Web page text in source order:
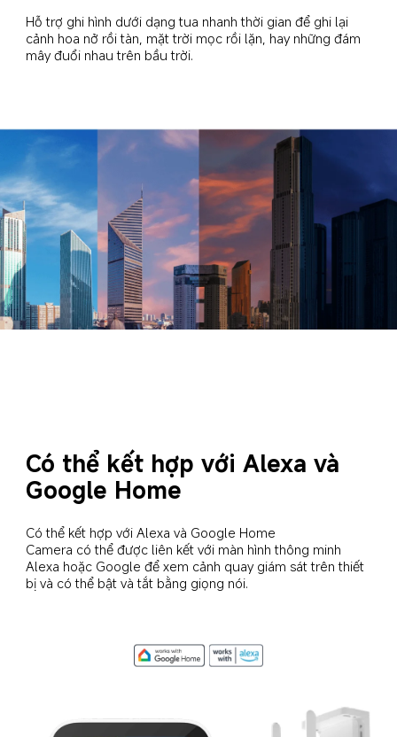
Hỗ trợ ghi hình dưới dạng tua nhanh thời gian để ghi lại
cảnh hoa nở rồi tàn, mặt trời mọc rồi lặn, hay những đám
mây đuổi nhau trên bầu trời.
Có thể kết hợp với Alexa và
Google Home
Có thể kết hợp với Alexa và Google Home
Camera có thể được liên kết với màn hình thông minh
Alexa hoặc Google để xem cảnh quay giám sát trên thiết
bị và có thể bật và tắt bằng giọng nói.